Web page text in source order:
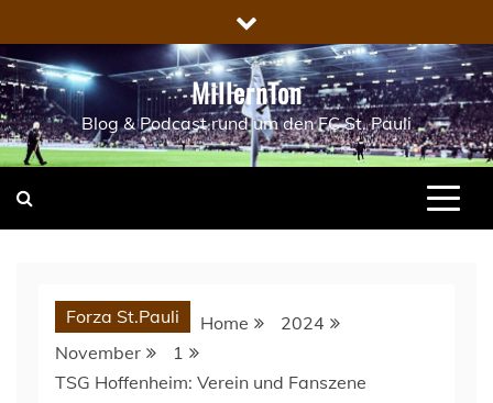
to
content
MillernTon
Blog & Podcast rund um den FC St. Pauli
Forza St.Pauli Home
2024
November
1
TSG Hoffenheim: Verein und Fanszene